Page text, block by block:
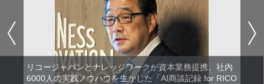
リコージャパンとナレッジワークが資本業務提携、社内
6000人の実践ノウハウを生かした「AI商談記録 for RICO